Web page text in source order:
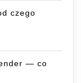
czego
— co